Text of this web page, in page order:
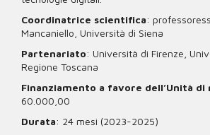
Coordinatrice scientifica:
Mancaniello, Università di Siena
Partenariato: Università di Firenze,
Regione Toscana
Finanziamento a favore dell’Unità di
60.000,00
Durata: 24 mesi (2023-2025)